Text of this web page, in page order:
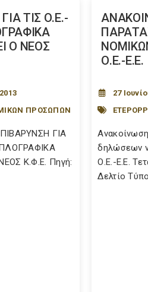
ΤΙΣ Ο.Ε.-
Ο ΝΕΟΣ
ΠΡΟΣΩΠΩΝ
ΓΙΑ
Κ.Φ.Ε. Πηγή:
Ο.Ε.-Ε.Ε.
27
δηλώσεων
Ο.Ε.-Ε.Ε.
Δελτίο